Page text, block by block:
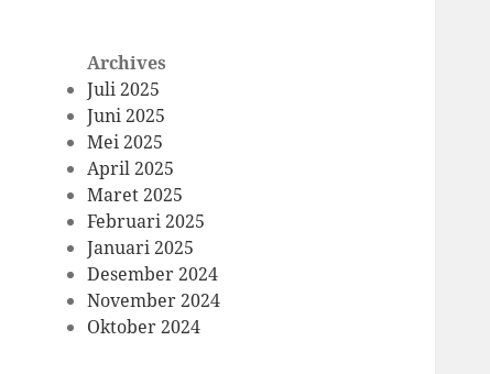
Archives
Juli 2025
Juni 2025
Mei 2025
April 2025
Maret 2025
Februari 2025
Januari 2025
Desember 2024
November 2024
Oktober 2024